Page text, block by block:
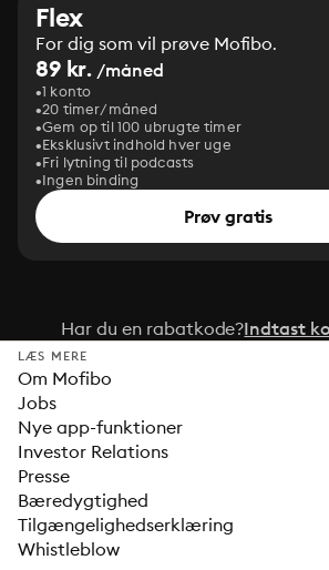
Flex
For dig som vil prøve Mofibo.
89 kr. /måned
1 konto
20 timer/måned
Gem op til 100 ubrugte timer
Eksklusivt indhold hver uge
Fri lytning til podcasts
Ingen binding
Prøv gratis
Har du en rabatkode?Indtast
LÆS MERE
Om Mofibo
Jobs
Nye app-funktioner
Investor Relations
Presse
Bæredygtighed
Tilgængelighedserklæring
Whistleblow